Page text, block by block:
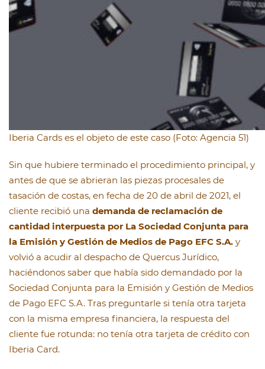
Iberia Cards es el objeto de este caso (Foto: Agencia 51)
Sin que hubiere terminado el procedimiento principal, y
antes de que se abrieran las piezas procesales de
tasación de costas, en fecha de 20 de abril de 2021, el
cliente recibió una demanda de reclamación de
cantidad interpuesta por La Sociedad Conjunta para
la Emisión y Gestión de Medios de Pago EFC S.A. y
volvió a acudir al despacho de Quercus Jurídico,
haciéndonos saber que había sido demandado por la
Sociedad Conjunta para la Emisión y Gestión de Medios
de Pago EFC S.A. Tras preguntarle si tenía otra tarjeta
con la misma empresa financiera, la respuesta del
cliente fue rotunda: no tenía otra tarjeta de crédito con
Iberia Card.